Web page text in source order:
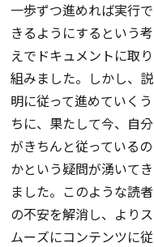
一歩ずつ進めれば実行で
きるようにするという考
えでドキュメントに取り
組みました。しかし、説
明に従って進めていくう
ちに、果たして今、自分
がきちんと従っているの
かという疑問が湧いてき
ました。このような読者
の不安を解消し、よりス
ムーズにコンテンツに従